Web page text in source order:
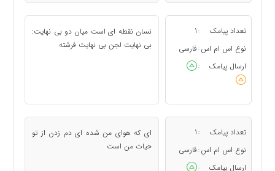
تعداد پیامک :
1
نوع اس ام اس : فارسی
ارسال پیامک
:
نسان نقطه ای است میان دو بی نهایت:
بی نهایت لجن بی نهایت فرشته
تعداد پیامک :
1
نوع اس ام اس : فارسی
ارسال پیامک
:
ای که هوای من شده ای دم زدن از تو
حیات من است